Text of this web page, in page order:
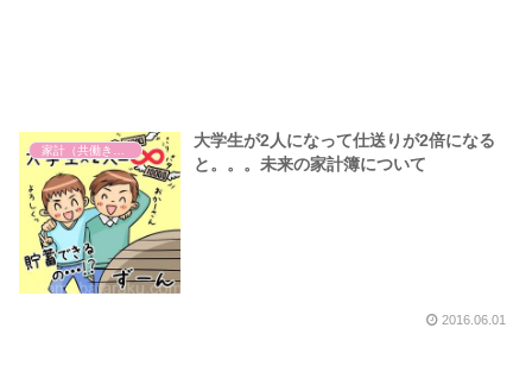
大学生が2人になって仕送りが2倍になる
と。。。未来の家計簿について
2016.06.01